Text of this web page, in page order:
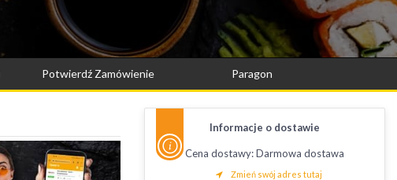
Potwierdź Zamówienie Paragon
Informacje o dostawie
Cena dostawy: Darmowa dostawa
Zmień swój adres tutaj